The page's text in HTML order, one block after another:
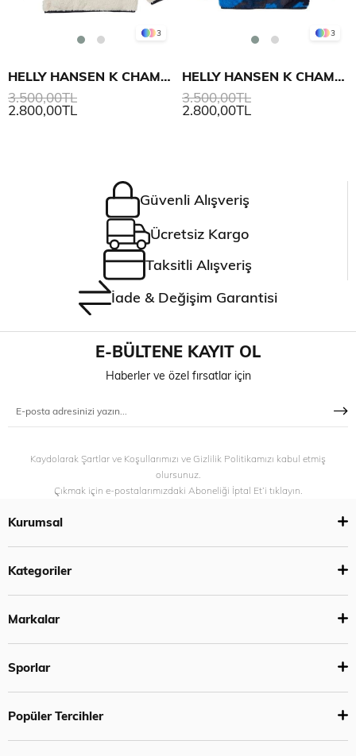
3
HELLY HANSEN K CHAMP 1/2 ZIP MIDLAYER POLAR
2.800,00TL
3.500,00TL
3
HELLY HANSEN K CHAMP 1/2 ZIP MIDLAYER POLAR
2.800,00TL
3.500,00TL
Güvenli Alışveriş
Ücretsiz Kargo
Taksitli Alışveriş
İade & Değişim Garantisi
E-BÜLTENE KAYIT OL
Haberler ve özel fırsatlar için
Kaydolarak Şartlar ve Koşullarımızı ve Gizlilik Politikamızı kabul etmiş
olursunuz.
Çıkmak için e-postalarımızdaki Aboneliği İptal Et’i tıklayın.
Kurumsal
Kategoriler
Markalar
Sporlar
Popüler Tercihler